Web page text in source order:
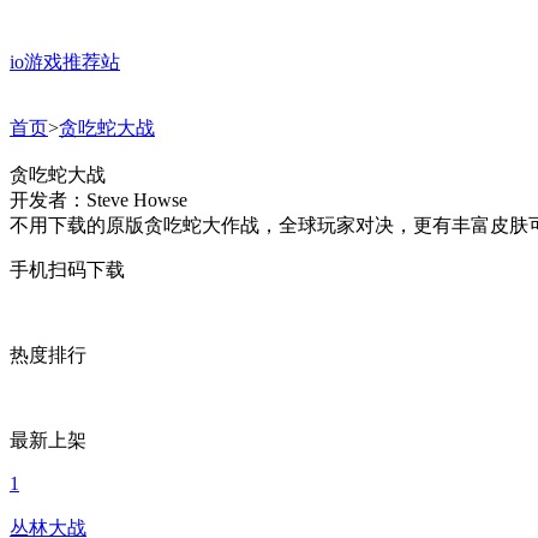
io游戏推荐站
首页>贪吃蛇大战
贪吃蛇大战
开发者：Steve Howse
不用下载的原版贪吃蛇大作战，全球玩家对决，更有丰富皮肤
手机扫码下载
热度排行
最新上架
1
丛林大战